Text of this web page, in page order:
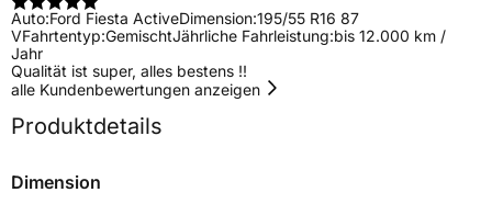
Auto:Ford Fiesta ActiveDimension:195/55 R16 87
VFahrtentyp:GemischtJährliche Fahrleistung:bis 12.000 km /
Jahr
Qualität ist super, alles bestens !!
alle Kundenbewertungen anzeigen
Produktdetails
Dimension